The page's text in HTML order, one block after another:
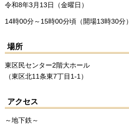
令和8年3月13日（金曜日）
14時00分～15時00分頃（開場13時30分）
場所
東区民センター2階大ホール
（東区北11条東7丁目1-1）
アクセス
～地下鉄～